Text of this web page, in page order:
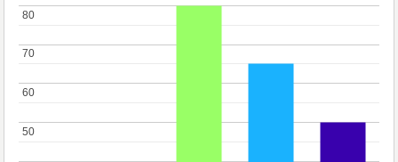
50
50
60
60
70
70
80
80